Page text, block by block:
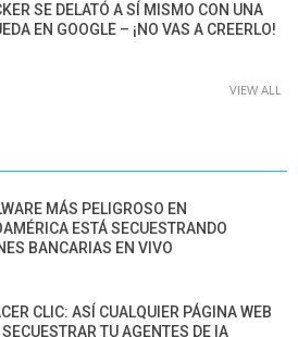
SE DELATÓ A SÍ MISMO CON UNA
EN GOOGLE – ¡NO VAS A CREERLO!
VIEW ALL
MÁS PELIGROSO EN
ESTÁ SECUESTRANDO
BANCARIAS EN VIVO
CLIC: ASÍ CUALQUIER PÁGINA WEB
SECUESTRAR TU AGENTES DE IA